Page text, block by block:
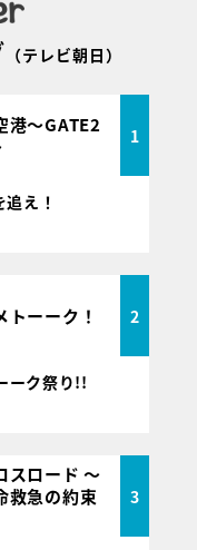
（テレビ朝日）
港～GATE2
1
え！
トーーク！ 2
ーク祭り!!
スロード ～
救急の約束
3